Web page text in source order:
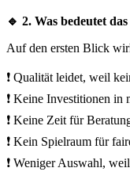
🔹 2. Was bedeutet
Auf den ersten Blick
❗ Qualität leidet, weil
❗ Keine Investitionen
❗ Keine Zeit für
❗ Kein Spielraum für
❗ Weniger Auswahl,